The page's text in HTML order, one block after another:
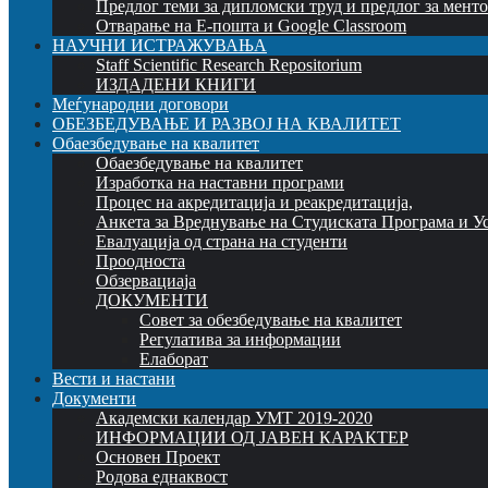
Предлог теми за дипломски труд и предлог за
Отварање на Е-пошта и Google Classroom
НАУЧНИ ИСТРАЖУВАЊА
Staff Scientific Research Repositorium
ИЗДАДЕНИ КНИГИ
Меѓународни договори
ОБЕЗБЕДУВАЊЕ И РАЗВОЈ НА КВАЛИТЕТ
Обаезбедување на квалитет
Обаезбедување на квалитет
Изработка на наставни програми
Процес на акредитација и реакредитација,
Анкета за Вреднување на Студиската Програма и
Евалуација од страна на студенти
Проодноста
Обзервациаја
ДОКУМЕНТИ
Совет за обезбедување на квалитет
Регулатива за информации
Елаборат
Вести и настани
Документи
Академски календар УМТ 2019-2020
ИНФОРМАЦИИ ОД ЈАВЕН КАРАКТЕР
Основен Проект
Родова еднаквост